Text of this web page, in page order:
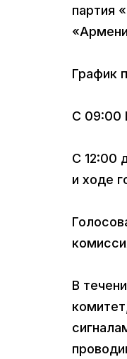
партия
График
С 09:00
С 12:00
и ходе
В